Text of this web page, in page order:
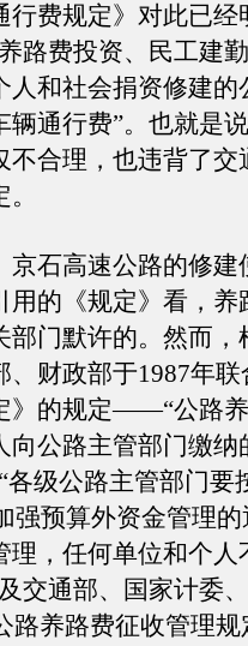
行费规定》对此已经
路费投资、民工建
人和社会捐资修建的
辆通行费”。也就是
不合理，也违背了交
石高速公路的修建
用的《规定》看，养
部门默许的。然而，
财政部于1987年
》的规定——“公路
向公路主管部门缴纳
各级公路主管部门要
强预算外资金管理
理，任何单位和个人
交通部、国家计委
路养路费征收管理规